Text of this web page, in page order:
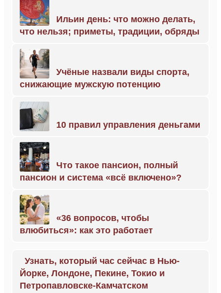
Ильин день: что можно делать,
что нельзя; приметы, традиции, обряды
Учёные назвали виды спорта,
снижающие мужскую потенцию
10 правил управления деньгами
Что такое пансион, полный
пансион и система «всё включено»?
«36 вопросов, чтобы
влюбиться»: как это работает
Узнать, который час сейчас в Нью-
Йорке, Лондоне, Пекине, Токио и
Петропавловске-Камчатском